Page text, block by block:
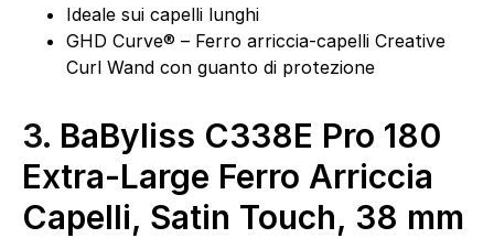
Ideale sui capelli lunghi
GHD Curve® – Ferro arriccia-capelli Creative
Curl Wand con guanto di protezione
3. BaByliss C338E Pro 180
Extra-Large Ferro Arriccia
Capelli, Satin Touch, 38 mm